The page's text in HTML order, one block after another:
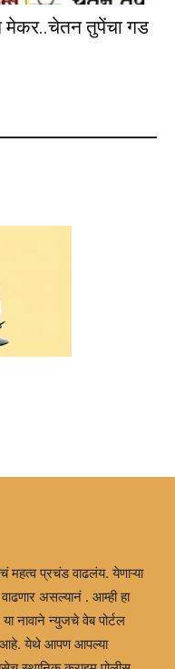
मेकर..चेतन तुपेंचा गड
महत्व प्रचंड वाढलंय. येणाऱ्या
असल्यानं . आम्ही हा
नावाने न्युजचे वेब पोर्टल
आहे. येथे आपण आपल्या